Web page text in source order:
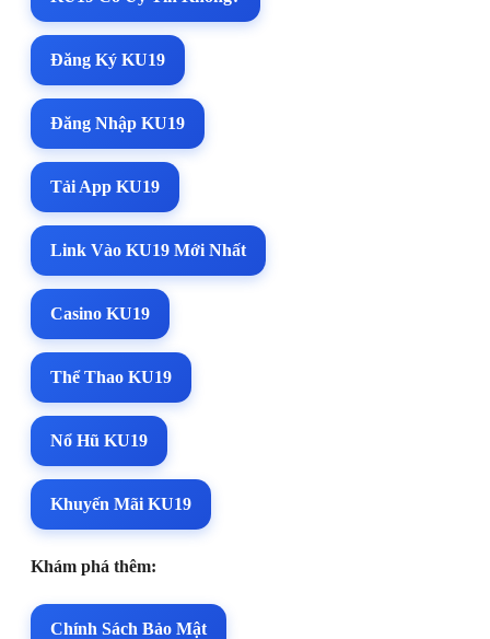
Đăng Ký KU19
Đăng Nhập KU19
Tải App KU19
Link Vào KU19 Mới Nhất
Casino KU19
Thể Thao KU19
Nổ Hũ KU19
Khuyến Mãi KU19
Khám phá thêm:
Chính Sách Bảo Mật